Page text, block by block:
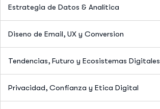
Estrategia de Datos & Analítica
Diseno de Email, UX y Conversion
Tendencias, Futuro y Ecosistemas Digitales
Privacidad, Confianza y Etica Digital